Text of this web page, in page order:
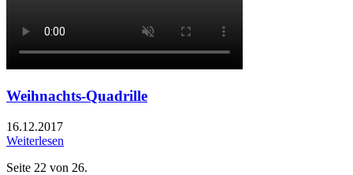
Weihnachts-Quadrille
16.12.2017
Weiterlesen
Seite 22 von 26.